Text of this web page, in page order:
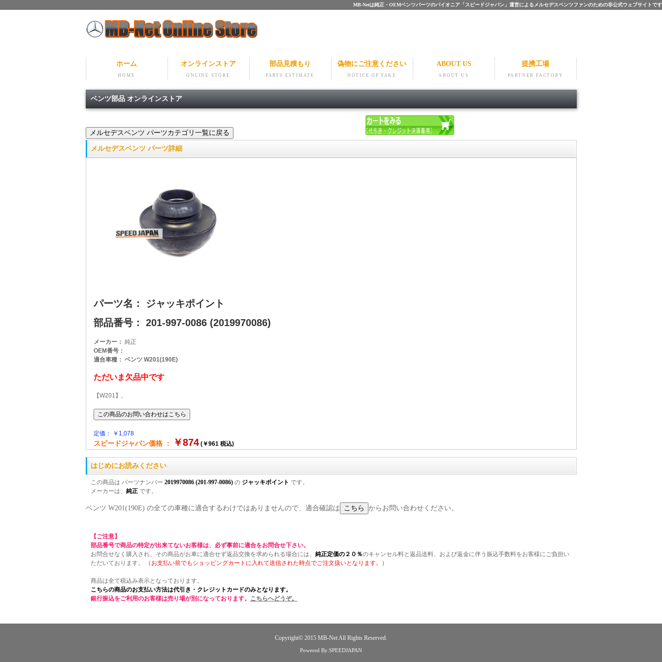
MB-Netは純正・OEMベンツパーツのパイオニア「スピードジャパン」運営によるメルセデスベンツファンのための非公式ウェブサイトです
ホーム
HOME
オンラインストア
ONLINE STORE
部品見積もり
PARTS ESTIMATE
偽物にご注意ください
NOTICE OF FAKE
ABOUT US
ABOUT US
提携工場
PARTNER FACTORY
ベンツ部品 オンラインストア
メルセデスベンツ パーツ詳細
パーツ名： ジャッキポイント
部品番号： 201-997-0086 (2019970086)
メーカー： 純正
OEM番号：
適合車種： ベンツ W201(190E)
ただいま欠品中です
【W201】,
定価： ￥1,078
スピードジャパン価格 ： ￥874(￥961 税込)
はじめにお読みください
この商品は パーツナンバー 2019970086 (201-997-0086)の ジャッキポイント です。
メーカーは、 純正です。
ベンツ W201(190E) の全ての車種に適合するわけではありませんので、適合確認は からお問い合わせください。
【ご注意】
部品番号で商品の特定が出来てないお客様は、必ず事前に適合をお問合せ下さい。
お問合せなく購入され、その商品がお車に適合せず返品交換を求められる場合には、 純正定価の２０％のキャンセル料と返品送料、および返金に伴う振込手数料をお客様にご負担い
ただいております。
（お支払い前でもショッピングカートに入れて送信された時点でご注文扱いとなります。）
商品は全て税込み表示となっております。
こちらの商品のお支払い方法は代引き・クレジットカードのみとなります。
銀行振込をご利用のお客様は売り場が別になっております。 こちらへどうぞ。
Copyright© 2015 MB-NetAll Rights Reserved.
Powered By:SPEEDJAPAN